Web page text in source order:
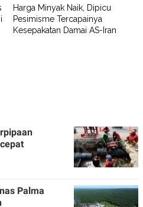
Harga Minyak Naik, Dipicu
Pesimisme Tercapainya
Kesepakatan Damai AS-Iran
Palma